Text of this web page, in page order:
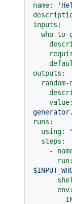
name:
inputs:
who-to-
outputs:
random-
value:
runs:
using:
steps:
-
run:
env: